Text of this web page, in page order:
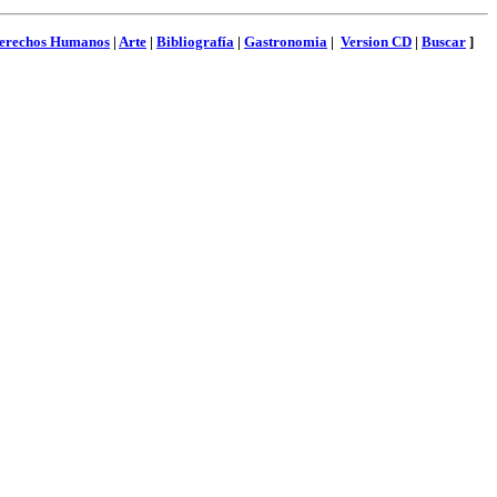
Humanos | Arte | Bibliografía | Gastronomia | Version CD | Buscar ]